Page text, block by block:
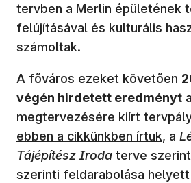
tervben a Merlin épületének
felújításával és kulturális
számoltak.
A főváros ezeket követően
végén hirdetett eredményt
megtervezésére kiírt
ebben a cikkünkben írtuk, a
Tájépítész Iroda terve
szerinti feldarabolása